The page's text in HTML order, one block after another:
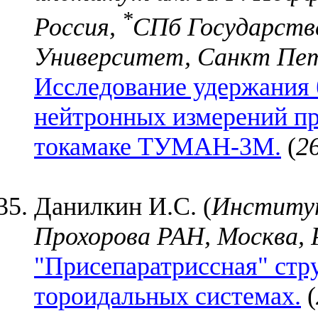
Россия, *СПб
Университет, Санкт
Исследование
нейтронных измерений
токамаке ТУМАН-3М. (
Данилкин И.С. (
Прохорова РАН, Москва,
"Присепаратриссная"
тороидальных системах. (